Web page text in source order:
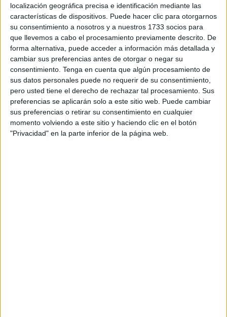
localización geográfica precisa e identificación mediante las
características de dispositivos. Puede hacer clic para otorgarnos
su consentimiento a nosotros y a nuestros 1733 socios para
que llevemos a cabo el procesamiento previamente descrito. De
forma alternativa, puede acceder a información más detallada y
cambiar sus preferencias antes de otorgar o negar su
consentimiento. Tenga en cuenta que algún procesamiento de
sus datos personales puede no requerir de su consentimiento,
pero usted tiene el derecho de rechazar tal procesamiento. Sus
preferencias se aplicarán solo a este sitio web. Puede cambiar
sus preferencias o retirar su consentimiento en cualquier
momento volviendo a este sitio y haciendo clic en el botón
"Privacidad" en la parte inferior de la página web.
Así luce la pasarela de Miramar, cada vez más
cerca de ser una realidad
POR E.F. 27/02/2019 6
Corte de tráfico de dos horas en el acceso de
Pedro Lamata a Villajovita
POR REDACCIÓN 27/02/2019 2
Fomento y Dúcar arreglarán la carretera de
San Amaro tras la obra
POR BLANCA MARTÍNEZ 16/02/2019 2